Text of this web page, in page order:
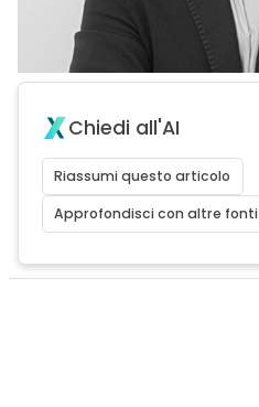
Chiedi all'AI
Riassumi questo articolo
Approfondisci con altre fonti